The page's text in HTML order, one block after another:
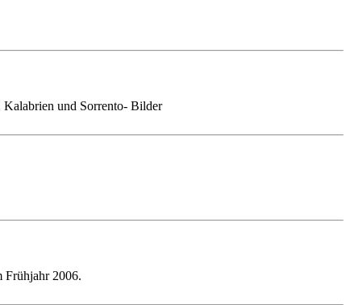
und Sorrento- Bilder
Frühjahr 2006.